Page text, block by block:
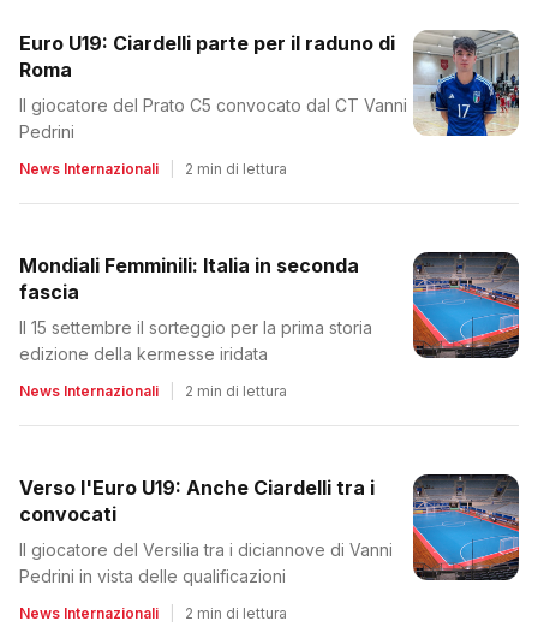
Euro U19: Ciardelli parte per il raduno di
Roma
Il giocatore del Prato C5 convocato dal CT Vanni
Pedrini
News Internazionali 2 min di lettura
Mondiali Femminili: Italia in seconda
fascia
Il 15 settembre il sorteggio per la prima storia
edizione della kermesse iridata
News Internazionali 2 min di lettura
Verso l'Euro U19: Anche Ciardelli tra i
convocati
Il giocatore del Versilia tra i diciannove di Vanni
Pedrini in vista delle qualificazioni
News Internazionali 2 min di lettura